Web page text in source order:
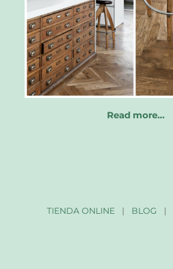
Read more…
TIENDA ONLINE| BLOG |